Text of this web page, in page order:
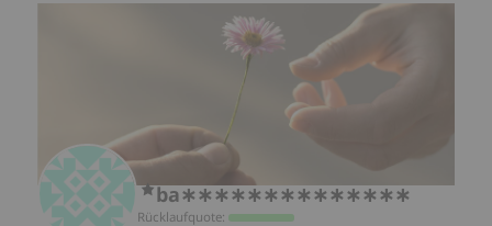
ba∗∗∗∗∗∗∗∗∗∗∗∗∗∗
Rücklaufquote: